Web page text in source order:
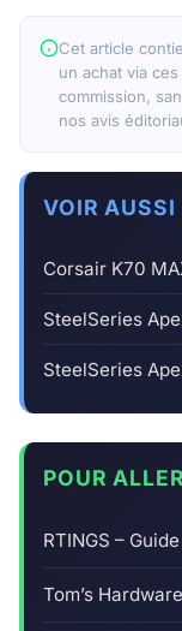
Cet article
un achat via
commission,
nos avis
VOIR AUSSI
Corsair K70
SteelSeries
SteelSeries
POUR
RTINGS –
Tom’s